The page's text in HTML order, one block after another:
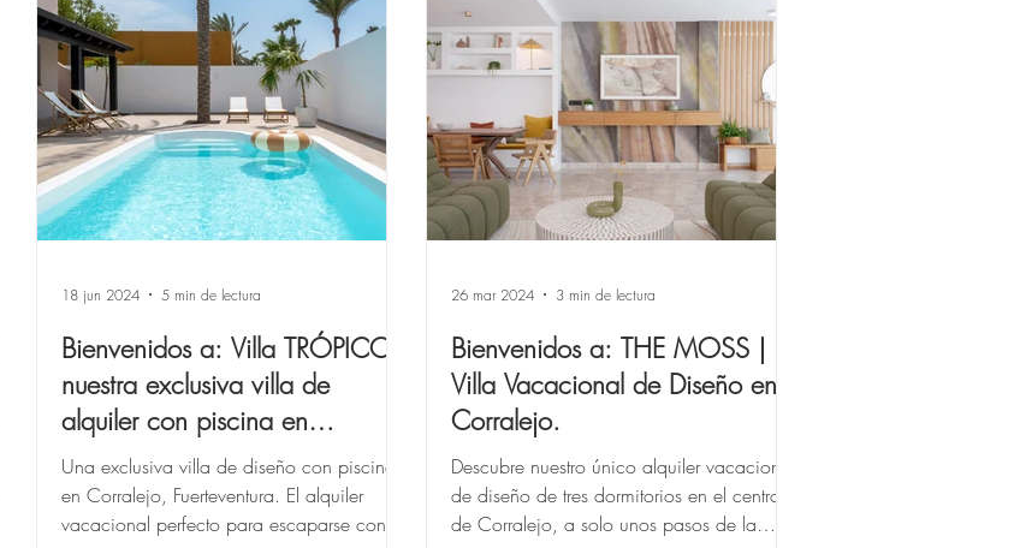
Bienvenidos a: Villa TRÓPICO |
nuestra exclusiva villa de
alquiler con piscina en
Corralejo, Fuerteventura.
Una exclusiva villa de diseño con piscina
en Corralejo, Fuerteventura. El alquiler
vacacional perfecto para escaparse con su
18 jun 2024 5 min de lectura
Bienvenidos a: THE MOSS |
Villa Vacacional de Diseño en
Corralejo.
Descubre nuestro único alquiler vacacional
de diseño de tres dormitorios en el centro
de Corralejo, a solo unos pasos de la
26 mar 2024 3 min de lectura